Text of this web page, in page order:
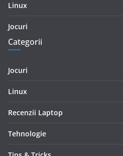
Linux
Jocuri
Categorii
Jocuri
Linux
Recenzii Laptop
Tehnologie